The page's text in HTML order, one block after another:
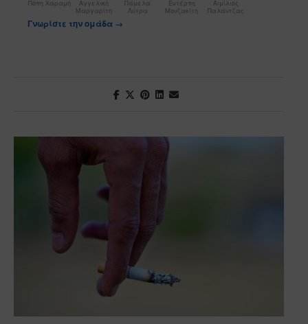
Πόπη Χαραμή
Αγγελική
Μαργαρίτη
Πάμελα
Λύτρα
Ευτέρπη
Μουζακίτη
Αιμίλιος
Παλάντζας
Γνωρίστε την ομάδα →